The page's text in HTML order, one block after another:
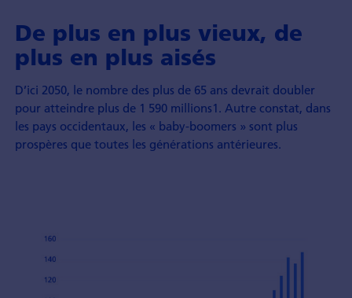
De plus en plus vieux, de
plus en plus aisés
D’ici 2050, le nombre des plus de 65 ans devrait doubler
pour atteindre plus de 1 590 millions1. Autre constat, dans
les pays occidentaux, les « baby-boomers » sont plus
prospères que toutes les générations antérieures.